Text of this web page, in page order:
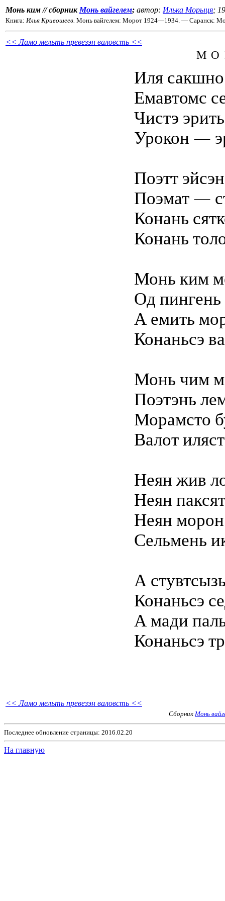
Монь ким // сборник Монь вайгелем; автор: Илька Морыця;
Книга: Илья Кривошеев. Монь вайгелем: Морот 1924—1934. — Саранск:
<< Ламо мельть превезэн валовсть <<
Иля
Емавтомс
Чистэ
Урокон —
Поэтт
Поэмат —
Конань
Конань
Монь ким
Од пингень
А емить
Конаньсэ
Монь чим
Поэтэнь
Морамсто
Валот
Неян жив
Неян
Неян
Сельмень
А
Конаньсэ
А мади
Конаньсэ
<< Ламо мельть превезэн валовсть <<
Сборник Монь
Последнее обновление страницы: 2016.02.20
На главную